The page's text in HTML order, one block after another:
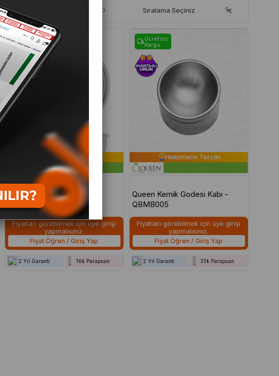
Queen Cerrahi Tas 11cm -
Hekimlerin Tercihi
2 Yıl Garanti 16₺ Parapuan
Fiyatları görebilmek için üye girişi
yapmalısınız.
Fiyat Öğren / Giriş Yap
Ücretsiz
Kargo
Queen Kemik Godesi Kabı -
QBMB005
Hekimlerin Tercihi
2 Yıl Garanti 33₺ Parapuan
Fiyatları görebilmek için üye girişi
yapmalısınız.
Fiyat Öğren / Giriş Yap
Ücretsiz
Kargo